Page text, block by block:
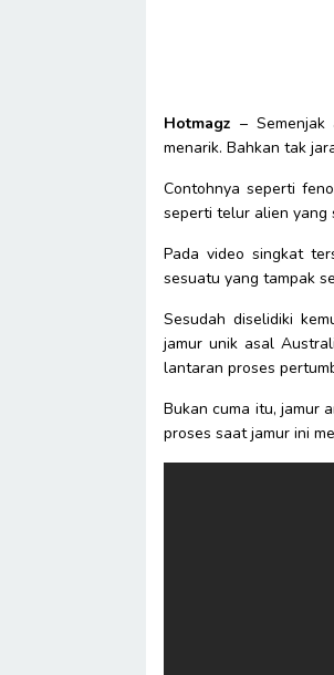
Hotmagz –
menarik. Bahkan tak
Contohnya seperti
seperti telur alien yang
Pada video singkat
sesuatu yang tampak
Sesudah diselidiki
jamur unik asal
lantaran proses
Bukan cuma itu, jamur
proses saat jamur ini